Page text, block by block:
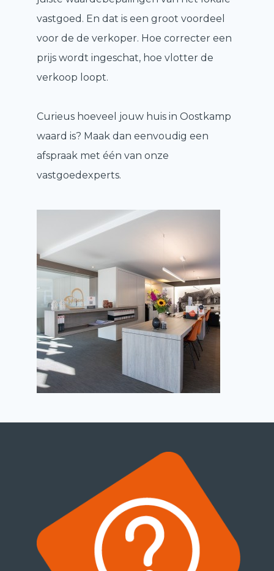
vastgoed. En dat is een groot voordeel
voor de de verkoper. Hoe correcter een
prijs wordt ingeschat, hoe vlotter de
verkoop loopt.
Curieus hoeveel jouw huis in Oostkamp
waard is? Maak dan eenvoudig een
afspraak met één van onze
vastgoedexperts.